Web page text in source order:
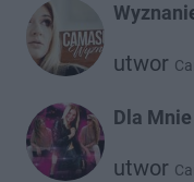
utwor
Dla
utwor